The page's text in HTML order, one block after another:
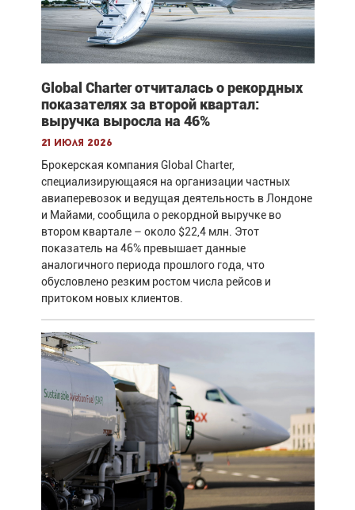
Global Charter отчиталась о рекордных
показателях за второй квартал:
выручка выросла на 46%
21 июля 2026
Брокерская компания Global Charter,
специализирующаяся на организации частных
авиаперевозок и ведущая деятельность в Лондоне
и Майами, сообщила о рекордной выручке во
втором квартале – около $22,4 млн. Этот
показатель на 46% превышает данные
аналогичного периода прошлого года, что
обусловлено резким ростом числа рейсов и
притоком новых клиентов.